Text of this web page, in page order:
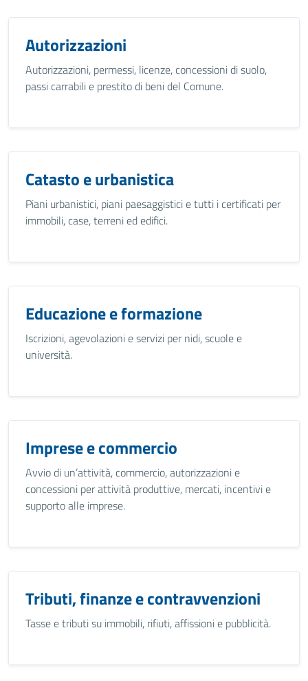
Autorizzazioni
Autorizzazioni, permessi, licenze, concessioni di suolo,
passi carrabili e prestito di beni del Comune.
Catasto e urbanistica
Piani urbanistici, piani paesaggistici e tutti i certificati per
immobili, case, terreni ed edifici.
Educazione e formazione
Iscrizioni, agevolazioni e servizi per nidi, scuole e
università.
Imprese e commercio
Avvio di un’attività, commercio, autorizzazioni e
concessioni per attività produttive, mercati, incentivi e
supporto alle imprese.
Tributi, finanze e contravvenzioni
Tasse e tributi su immobili, rifiuti, affissioni e pubblicità.